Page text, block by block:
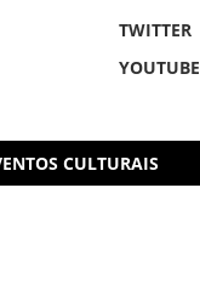
TWITTER
YOUTUBE
CULTURAIS